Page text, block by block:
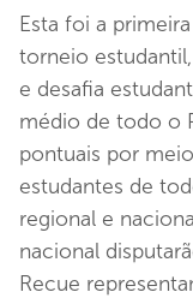
Esta foi a
torneio
e desafia
médio de todo o
pontuais por
estudantes de
regional e
nacional
Recue